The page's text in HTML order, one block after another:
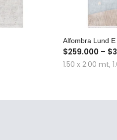
Alfombra Lund E
$259.000 –
1.50 x 2.00 mt,